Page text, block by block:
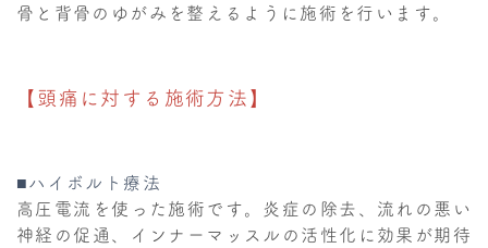
骨と背骨のゆがみを整えるように施術を行います。
【頭痛に対する施術方法】
■ハイボルト療法
高圧電流を使った施術です。炎症の除去、流れの悪い
神経の促通、インナーマッスルの活性化に効果が期待